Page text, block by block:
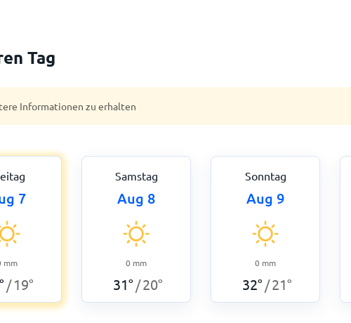
Tag
Informationen zu erhalten
7
mm
° / 19°
Samstag
Aug 8
0 mm
31° /20°
Sonntag
Aug 9
0 mm
32° /21°